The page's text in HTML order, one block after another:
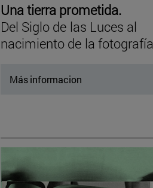
Una tierra prometida.
Del Siglo de las Luces al
nacimiento de la fotografía
Más informacion